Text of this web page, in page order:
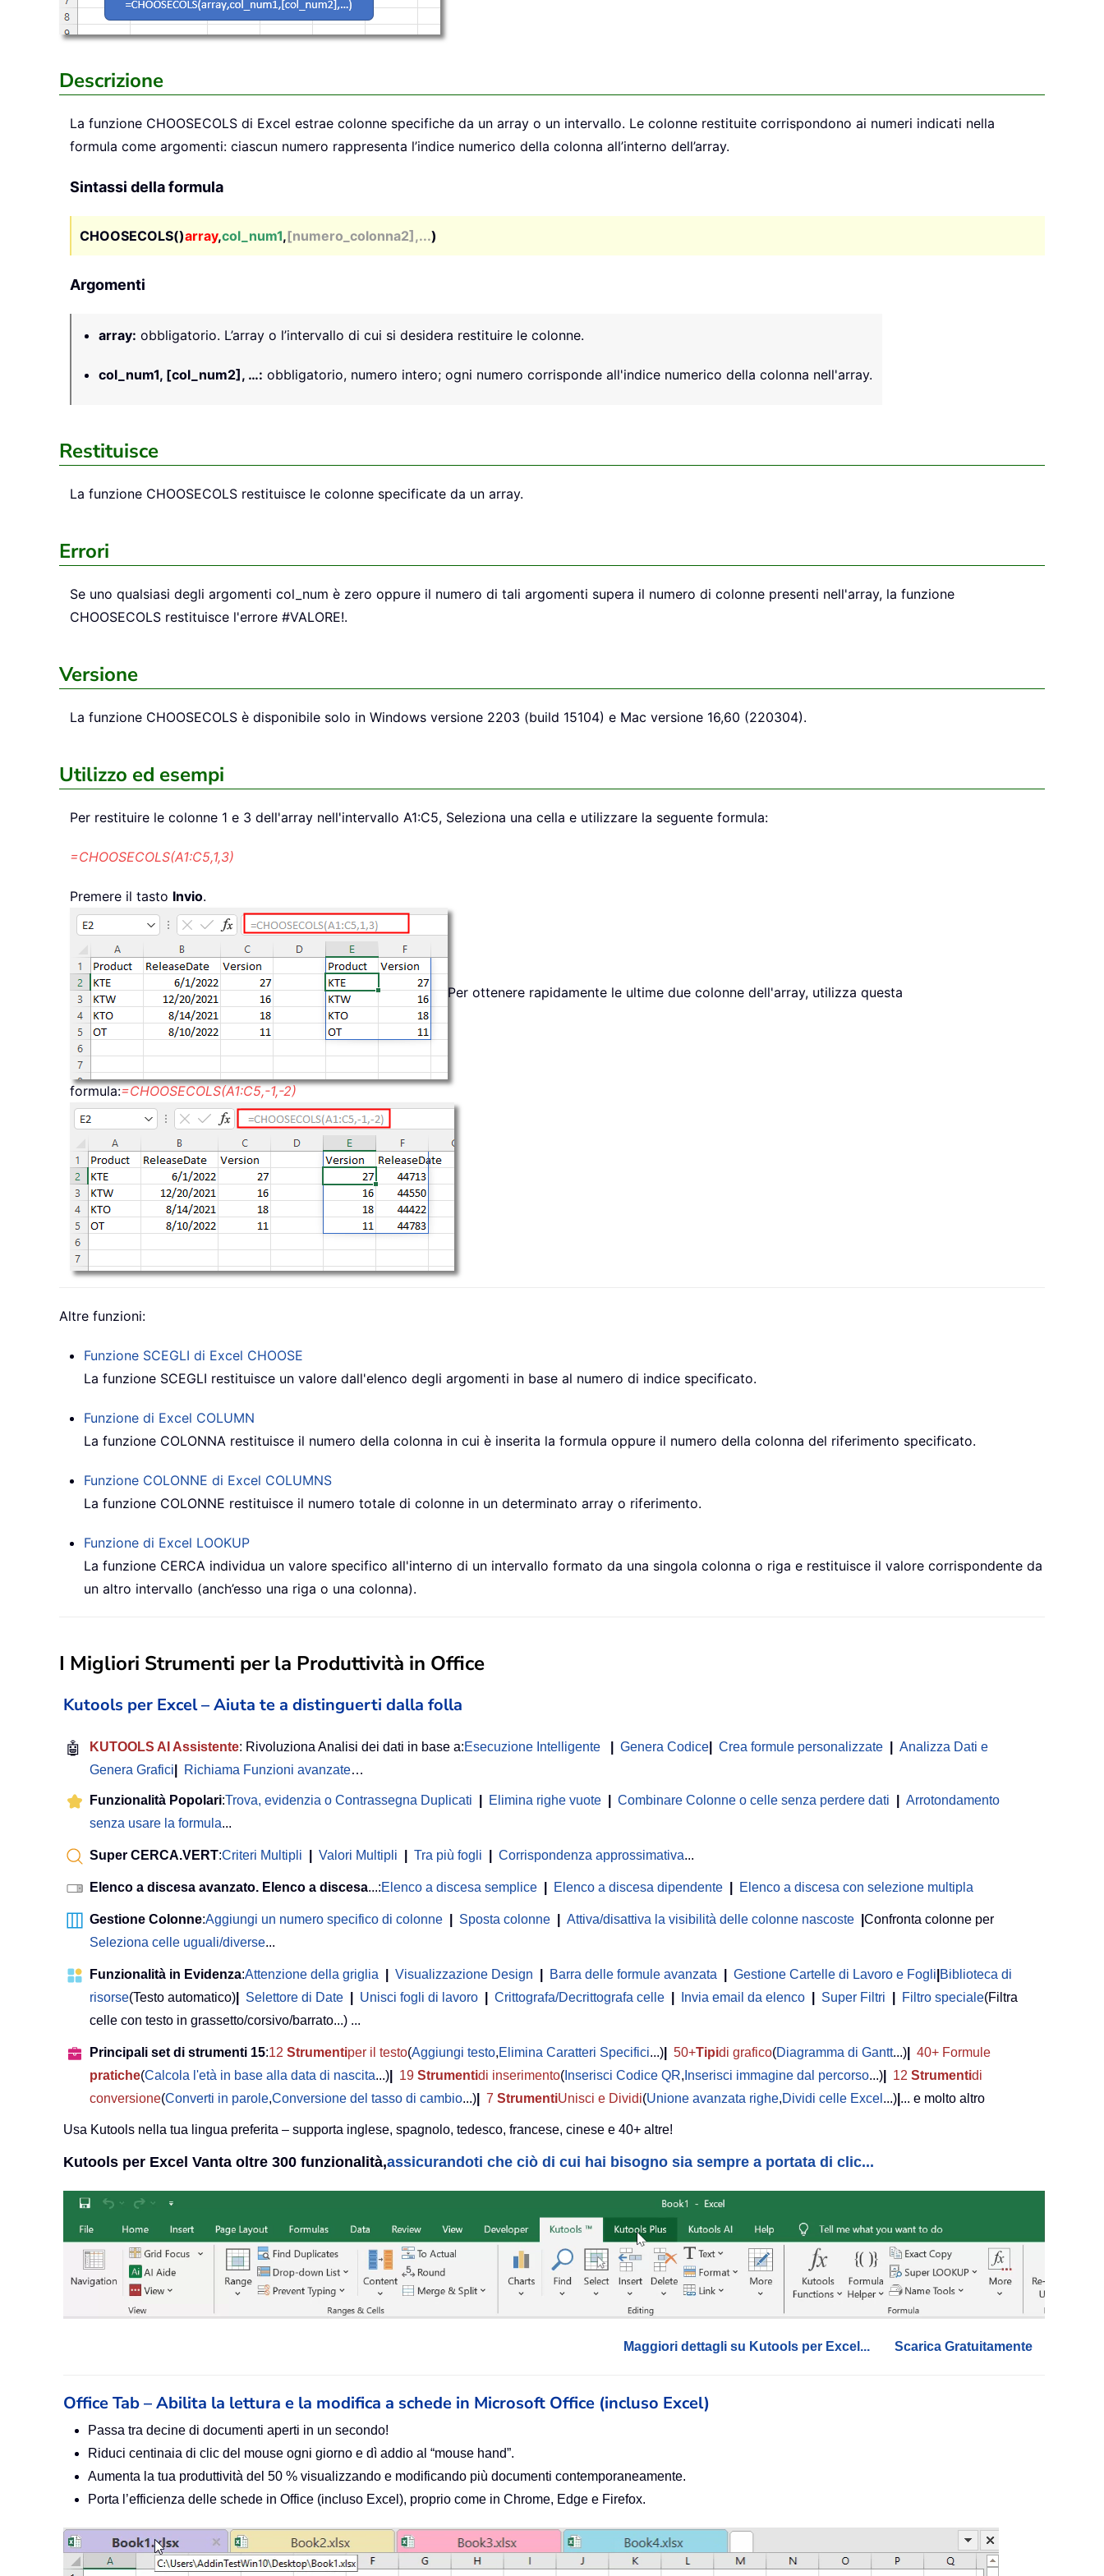
Descrizione
La funzione CHOOSECOLS di Excel estrae colonne specifiche da un array o un intervallo. Le colonne restituite corrispondono ai numeri indicati nella
formula come argomenti: ciascun numero rappresenta l’indice numerico della colonna all’interno dell’array.
Sintassi della formula
CHOOSECOLS()array,col_num1,[numero_colonna2],...)
Argomenti
array: obbligatorio. L’array o l’intervallo di cui si desidera restituire le colonne.
col_num1, [col_num2], …: obbligatorio, numero intero; ogni numero corrisponde all'indice numerico della colonna nell'array.
Restituisce
La funzione CHOOSECOLS restituisce le colonne specificate da un array.
Errori
Se uno qualsiasi degli argomenti col_num è zero oppure il numero di tali argomenti supera il numero di colonne presenti nell'array, la funzione
CHOOSECOLS restituisce l'errore #VALORE!.
Versione
La funzione CHOOSECOLS è disponibile solo in Windows versione 2203 (build 15104) e Mac versione 16,60 (220304).
Utilizzo ed esempi
Per restituire le colonne 1 e 3 dell'array nell'intervallo A1:C5, Seleziona una cella e utilizzare la seguente formula:
=CHOOSECOLS(A1:C5,1,3)
Premere il tasto Invio.
Per ottenere rapidamente le ultime due colonne dell'array, utilizza questa
formula:=CHOOSECOLS(A1:C5,-1,-2)
Altre funzioni:
Funzione SCEGLI di Excel CHOOSE
La funzione SCEGLI restituisce un valore dall'elenco degli argomenti in base al numero di indice specificato.
Funzione di Excel COLUMN
La funzione COLONNA restituisce il numero della colonna in cui è inserita la formula oppure il numero della colonna del riferimento specificato.
Funzione COLONNE di Excel COLUMNS
La funzione COLONNE restituisce il numero totale di colonne in un determinato array o riferimento.
Funzione di Excel LOOKUP
La funzione CERCA individua un valore specifico all'interno di un intervallo formato da una singola colonna o riga e restituisce il valore corrispondente da
un altro intervallo (anch’esso una riga o una colonna).
I Migliori Strumenti per la Produttività in Office
Kutools per Excel – Aiuta te a distinguerti dalla folla
🤖 KUTOOLS AI Assistente: Rivoluziona Analisi dei dati in base a:Esecuzione Intelligente Genera Codice Crea formule personalizzate
Analizza Dati e
Genera Grafici
Richiama Funzioni avanzate…
Funzionalità Popolari:Trova, evidenzia o Contrassegna Duplicati Elimina righe vuote Combinare Colonne o celle senza perdere dati
Arrotondamento
senza usare la formula...
Super CERCA.VERT:Criteri Multipli Valori Multipli Tra più fogli Corrispondenza approssimativa...
Elenco a discesa avanzato. Elenco a discesa...:Elenco a discesa semplice Elenco a discesa dipendente Elenco a discesa con selezione multipla
Gestione Colonne:Aggiungi un numero specifico di colonne Sposta colonne Attiva/disattiva la visibilità delle colonne nascoste
Confronta colonne per
Seleziona celle uguali/diverse...
Funzionalità in Evidenza:Attenzione della griglia Visualizzazione Design Barra delle formule avanzata Gestione Cartelle di Lavoro e Fogli Biblioteca di
risorse(Testo automatico) Selettore di Date Unisci fogli di lavoro Crittografa/Decrittografa celle Invia email da elenco Super Filtri Filtro speciale(Filtra
celle con testo in grassetto/corsivo/barrato...) ...
Principali set di strumenti 15:12 Strumentiper il testo(Aggiungi testo,Elimina Caratteri Specifici...) 50+Tipidi grafico(Diagramma di Gantt...)
40+ Formule
pratiche(Calcola l'età in base alla data di nascita...) 19 Strumentidi inserimento( Inserisci Codice QR, Inserisci immagine dal percorso...) 12 Strumentidi
conversione(Converti in parole,Conversione del tasso di cambio...) 7 StrumentiUnisci e Dividi(Unione avanzata righe,Dividi celle Excel ...) ... e molto altro
Usa Kutools nella tua lingua preferita – supporta inglese, spagnolo, tedesco, francese, cinese e 40+ altre!
Kutools per Excel Vanta oltre 300 funzionalità,assicurandoti che ciò di cui hai bisogno sia sempre a portata di clic...
Maggiori dettagli su Kutools per Excel... Scarica Gratuitamente
Office Tab – Abilita la lettura e la modifica a schede in Microsoft Office (incluso Excel)
Passa tra decine di documenti aperti in un secondo!
Riduci centinaia di clic del mouse ogni giorno e dì addio al “mouse hand”.
Aumenta la tua produttività del 50 % visualizzando e modificando più documenti contemporaneamente.
Porta l’efficienza delle schede in Office (incluso Excel), proprio come in Chrome, Edge e Firefox.